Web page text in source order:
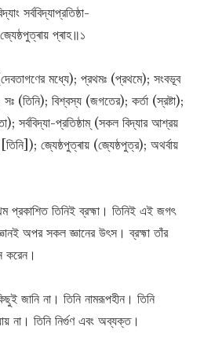
সর্ববিদ্যাপ্রতিষ্ঠা-
জ্যেষ্ঠপুত্ৰায় প্ৰাহ॥১
মধ্যে); প্রথমঃ (প্রথমে); সংবভূব
(তিনি); বিশ্বস্য (জগতের); কর্তা (স্রষ্টা);
সর্ববিদ্যা-প্রতিষ্ঠাম্‌ (সকল বিদ্যার আশ্রয়
জ্যেষ্ঠপুত্ৰায় (জ্যেষ্ঠপুত্র); অথর্বায়
প্রকাশিত তিনিই ব্রহ্মা। তিনিই এই জগৎ
অপর সকল জ্ঞানের উৎস। ব্রহ্মা তাঁর
করেন।
জানি না। তিনি নামরূপহীন। তিনি
না। তিনি নির্গুণ এবং অব্যক্ত।